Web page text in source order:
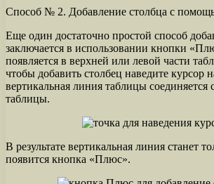
Способ № 2. Добавление столбца с
Еще один достаточно простой способ
заключается в использовании кнопки
появляется в верхней или левой части
чтобы добавить столбец наведите курсор
вертикальная линия таблицы соединяется
таблицы.
В результате вертикальная линия станет
появится кнопка «Плюс».